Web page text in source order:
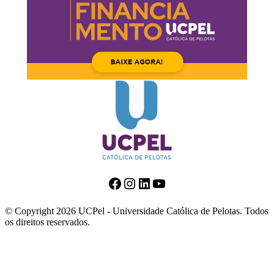
Facebook
Instagram
LinkedIn
Youtube
© Copyright 2026 UCPel - Universidade Católica de Pelotas. Todos
os direitos reservados.